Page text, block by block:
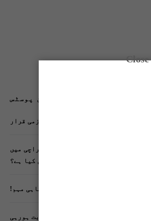
تازہ ترین پوسٹس
سندھ میں گاڑیوں کی انشورنس لازمی قرار
کیلئے ایک پولیس اہلکار لازمی، کراچی میں
صورتحال کیا ہے؟
اسلامی کے زیرِ اہتمام ملک گیر آگاہی مہم!
دماغ کیلیے کیسے خطرناک ثابت ہورہی